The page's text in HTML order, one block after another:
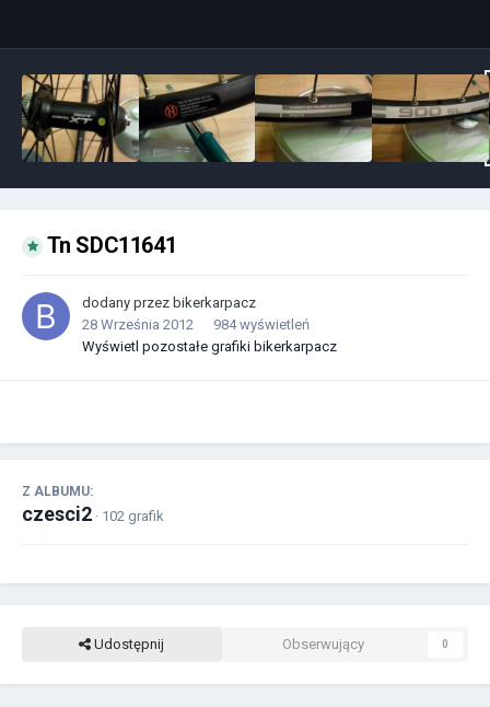
Tn SDC11641
dodany przez bikerkarpacz
28 Września 2012
984 wyświetleń
Wyświetl pozostałe grafiki bikerkarpacz
Z ALBUMU:
czesci2 · 102 grafik
Udostępnij Obserwujący 0